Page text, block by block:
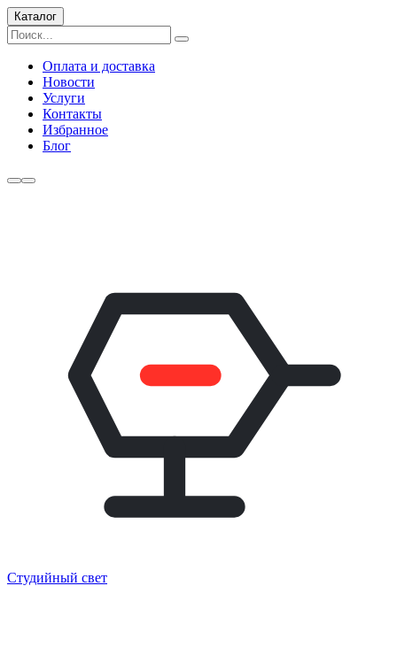
Каталог
Оплата и доставка
Новости
Услуги
Контакты
Избранное
Блог
Студийный свет